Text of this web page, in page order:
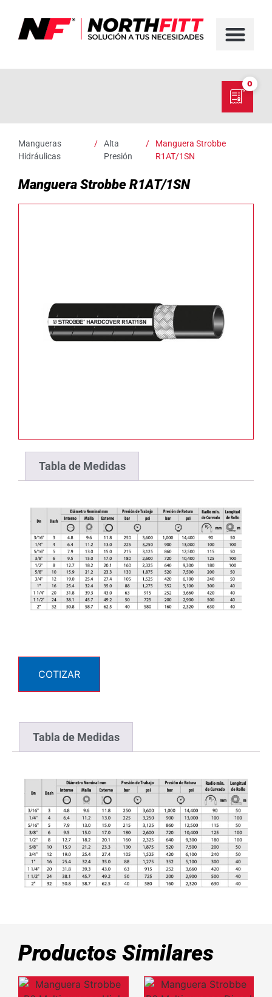
0
Mangueras
Hidráulicas
/
Alta
Presión
/
Manguera Strobbe
R1AT/1SN
Manguera Strobbe R1AT/1SN
Tabla de Medidas
COTIZAR
Tabla de Medidas
Productos Similares